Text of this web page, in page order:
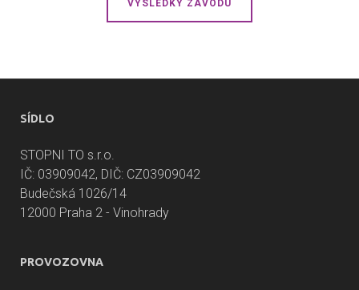
VÝSLEDKY ZÁVODU
SÍDLO
STOPNI TO s.r.o.
IČ: 03909042, DIČ: CZ03909042
Budečská 1026/14
12000 Praha 2 - Vinohrady
PROVOZOVNA